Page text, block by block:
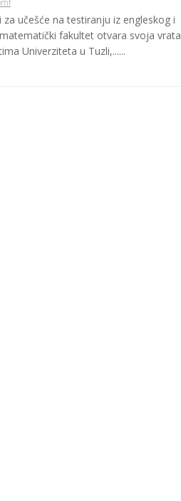
učešće na testiranju iz engleskog i
fakultet otvara svoja vrata
Univerziteta u Tuzli,......